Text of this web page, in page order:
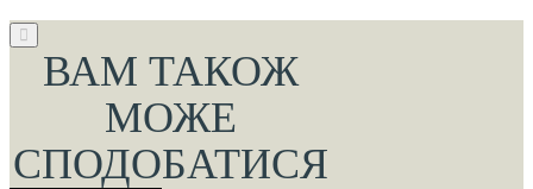
ВАМ ТАКОЖ
МОЖЕ
СПОДОБАТИСЯ